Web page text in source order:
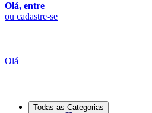
Olá, entre
ou cadastre-se
Olá
Todas as Categorias